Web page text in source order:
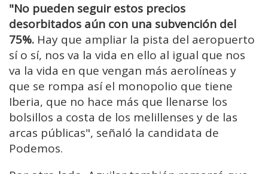
"No pueden seguir estos precios
desorbitados aún con una subvención del
75%. Hay que ampliar la pista del aeropuerto
sí o sí, nos va la vida en ello al igual que nos
va la vida en que vengan más aerolíneas y
que se rompa así el monopolio que tiene
Iberia, que no hace más que llenarse los
bolsillos a costa de los melillenses y de las
arcas públicas", señaló la candidata de
Podemos.